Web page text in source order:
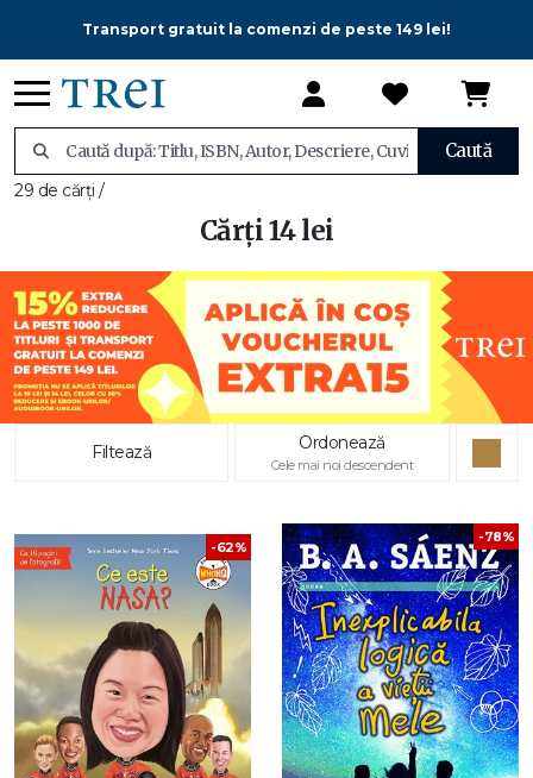
Transport gratuit la comenzi de peste 149 lei!
Caută
29 de cărți /
Cărți 14 lei
Filtează Ordonează
Cele mai noi descendent
-62%
-78%